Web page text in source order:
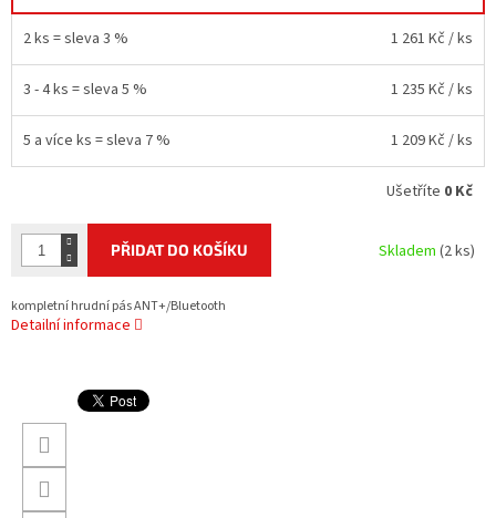
2 ks = sleva 3 % 1 261 Kč / ks
3 - 4 ks = sleva 5 % 1 235 Kč / ks
5 a více ks = sleva 7 % 1 209 Kč / ks
Ušetříte 0 Kč
PŘIDAT DO KOŠÍKU Skladem(2 ks)
kompletní hrudní pás ANT+/Bluetooth
Detailní informace